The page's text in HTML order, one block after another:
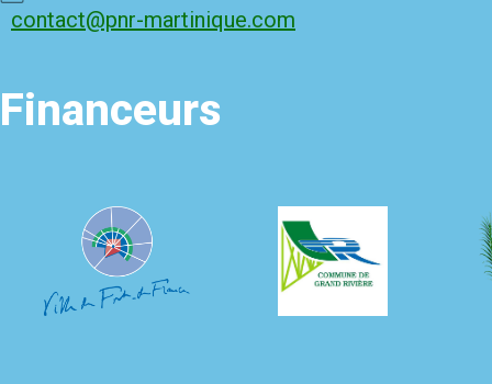
contact@pnr-martinique.com
Financeurs